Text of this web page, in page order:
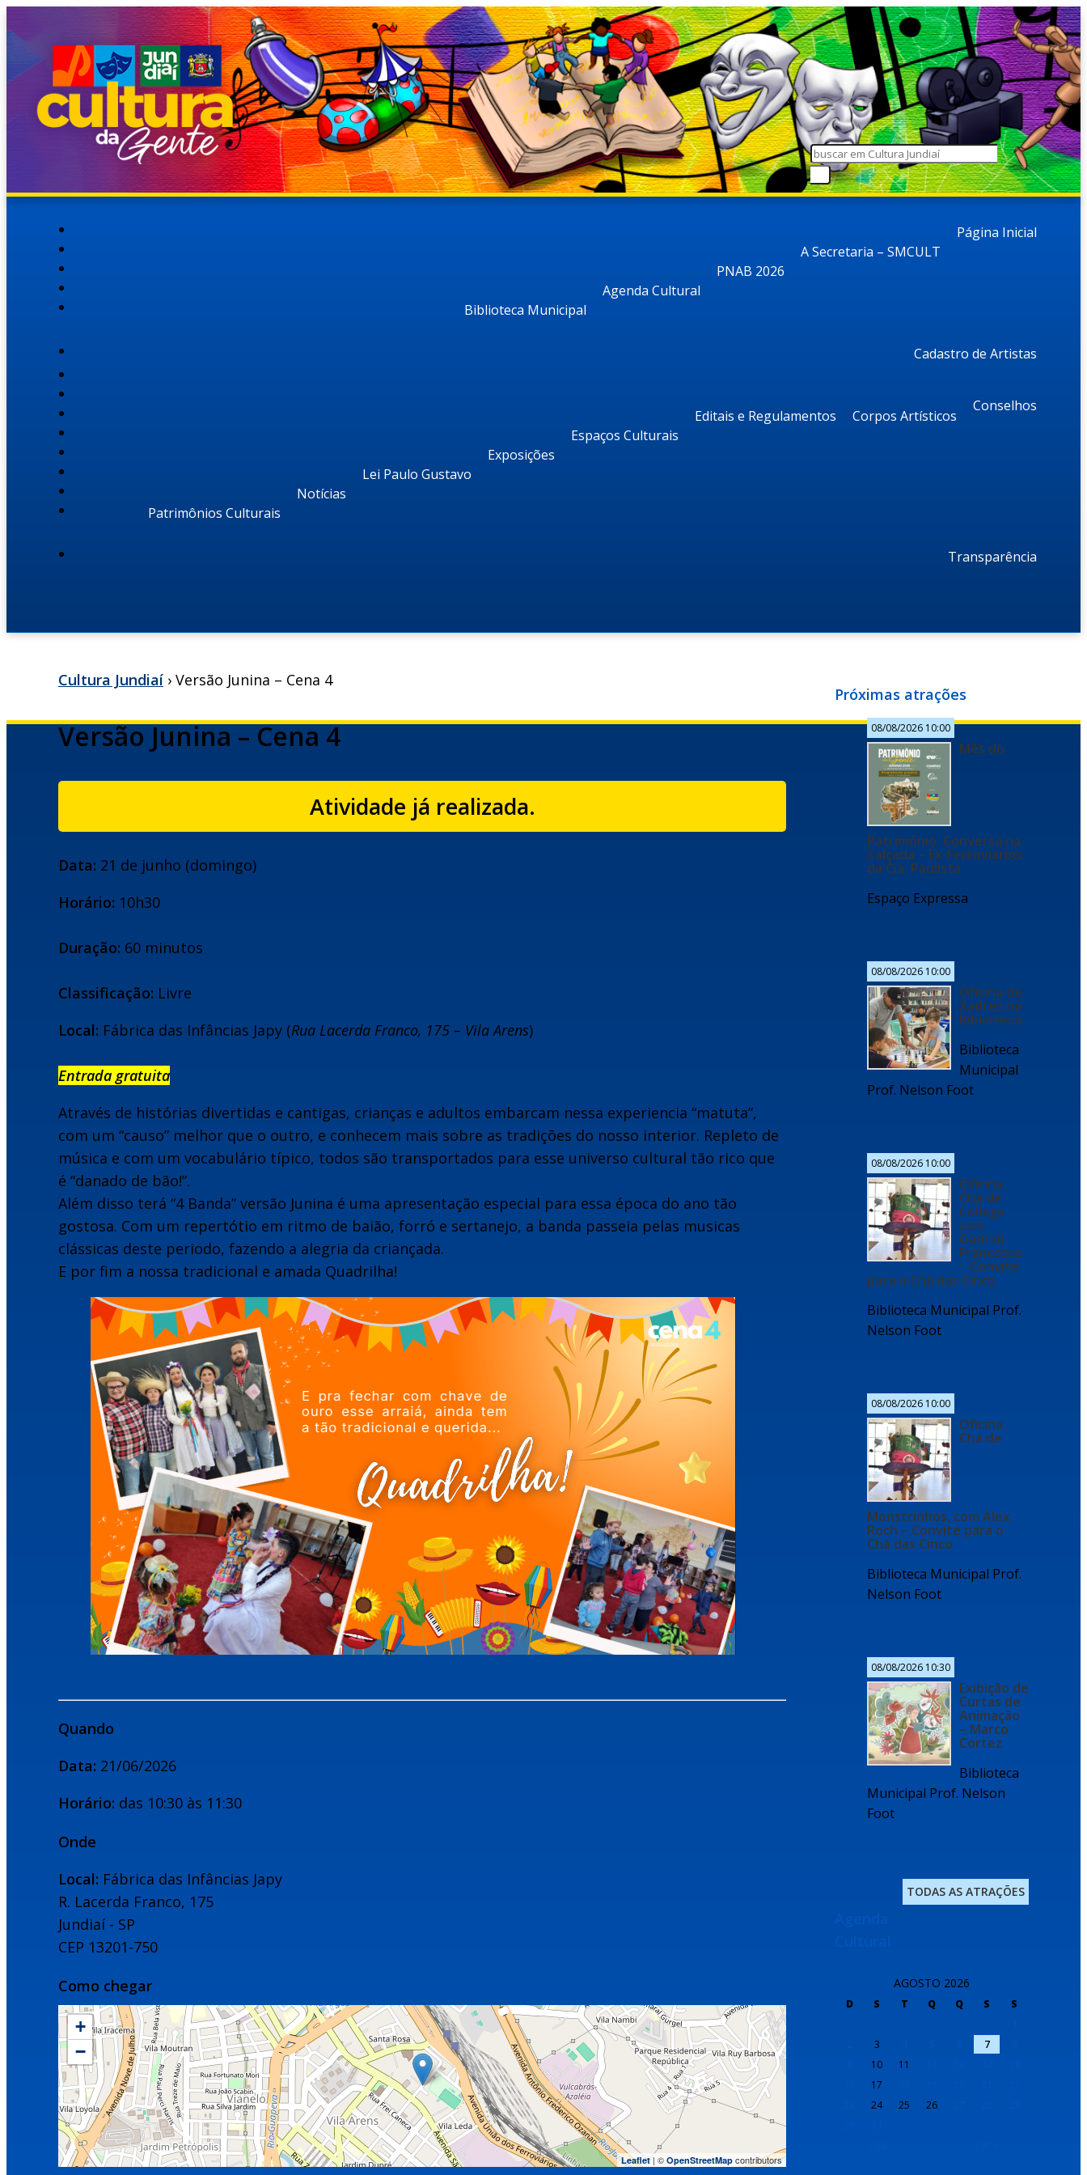
Página Inicial
A Secretaria – SMCULT
PNAB 2026
Agenda Cultural
Biblioteca Municipal
Cadastro de Artistas
Conselhos
Corpos Artísticos
Editais e Regulamentos
Espaços Culturais
Exposições
Lei Paulo Gustavo
Notícias
Patrimônios Culturais
Transparência
Cultura Jundiaí › Versão Junina – Cena 4
Versão Junina – Cena 4
Atividade já realizada.
Data: 21 de junho (domingo)
Horário: 10h30
Duração: 60 minutos
Classificação: Livre
Local: Fábrica das Infâncias Japy (Rua Lacerda Franco, 175 – Vila Arens)
Entrada gratuita
Através de histórias divertidas e cantigas, crianças e adultos embarcam nessa experiencia “matuta”,
com um “causo” melhor que o outro, e conhecem mais sobre as tradições do nosso interior. Repleto de
música e com um vocabulário típico, todos são transportados para esse universo cultural tão rico que
é “danado de bão!”.
Além disso terá “4 Banda” versão Junina é uma apresentação especial para essa época do ano tão
gostosa. Com um repertótio em ritmo de baião, forró e sertanejo, a banda passeia pelas musicas
clássicas deste periodo, fazendo a alegria da criançada.
E por fim a nossa tradicional e amada Quadrilha!
Quando
Data: 21/06/2026
Horário: das 10:30 às 11:30
Onde
Local: Fábrica das Infâncias Japy
R. Lacerda Franco, 175
Jundiaí - SP
CEP 13201-750
Como chegar
+
−
Leaflet | © OpenStreetMap contributors
Próximas atrações
08/08/2026 10:00
Mês do
Patrimônio: Conversa na
Calçada – Ex-Ferroviários
da Cia. Paulista
Espaço Expressa
08/08/2026 10:00
Oficina de
Xadrez na
Biblioteca
Biblioteca
Municipal
Prof. Nelson Foot
08/08/2026 10:00
Oficina
Chá de
Collage
com
Gabriel
Francesco
– Convite
para o Chá das Cinco
Biblioteca Municipal Prof.
Nelson Foot
08/08/2026 10:00
Oficina
Chá de
Monstrinhos, com Alex
Roch – Convite para o
Chá das Cinco
Biblioteca Municipal Prof.
Nelson Foot
08/08/2026 10:30
Exibição de
Curtas de
Animação
– Marco
Cortez
Biblioteca
Municipal Prof. Nelson
Foot
TODAS AS ATRAÇÕES
AGOSTO 2026
D S T Q Q S
S
3 7
10 11
17
24 25 26